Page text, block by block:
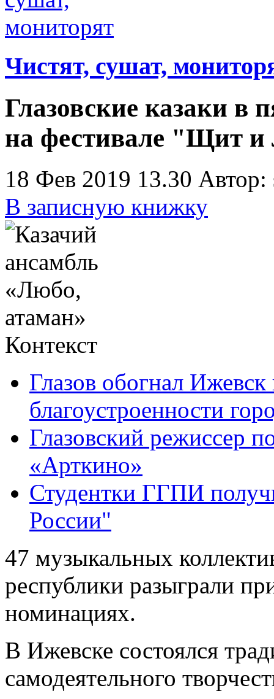
Чистят, сушат,
Глазовские казаки в
на фестивале "Щит
18 Фев 2019 13.30
В записную книжку
Контекст
Глазов обогнал
благоустроенности
Глазовский режиссер
«Арткино»
Студентки ГГПИ
России"
47 музыкальных
республики разыграли
номинациях.
В Ижевске состоялся
самодеятельного